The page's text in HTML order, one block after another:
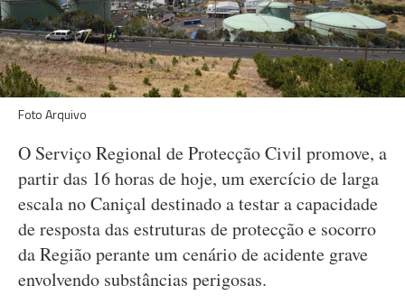
Foto Arquivo
O Serviço Regional de Protecção Civil promove, a
partir das 16 horas de hoje, um exercício de larga
escala no Caniçal destinado a testar a capacidade
de resposta das estruturas de protecção e socorro
da Região perante um cenário de acidente grave
envolvendo substâncias perigosas.